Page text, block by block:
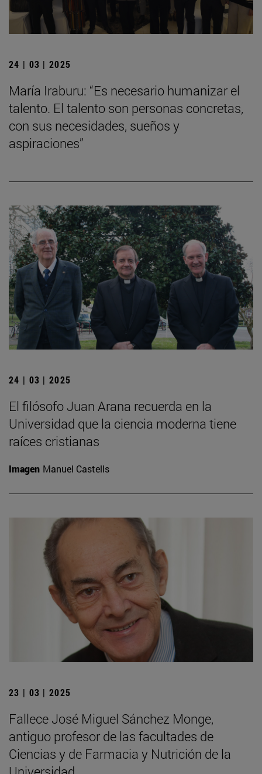
24 | 03 | 2025
María Iraburu: “Es necesario humanizar el
talento. El talento son personas concretas,
con sus necesidades, sueños y
aspiraciones”
24 | 03 | 2025
El filósofo Juan Arana recuerda en la
Universidad que la ciencia moderna tiene
raíces cristianas
Imagen Manuel Castells
23 | 03 | 2025
Fallece José Miguel Sánchez Monge,
antiguo profesor de las facultades de
Ciencias y de Farmacia y Nutrición de la